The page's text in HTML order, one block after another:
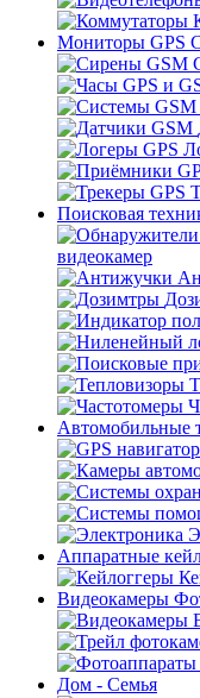
Мониторы GPS
Поисковая
видеокамер
Автомобильные
Аппаратные
Видеокамеры
Дом - Семья